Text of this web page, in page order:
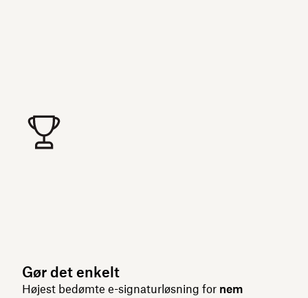
Gør det enkelt
Højest bedømte e-signaturløsning for nem